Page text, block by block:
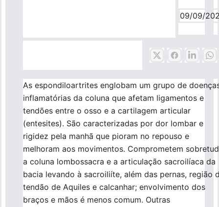
Agendamentos
Nossas Unidades
Fale Conosco
International Patient
Navegação
principal
Sobre
09/09/
As espondiloartrites englobam um grupo de
inflamatórias da coluna que afetam ligamentos e
tendões entre o osso e a cartilagem articular
(entesites). São caracterizadas por dor lombar e
rigidez pela manhã que pioram no repouso e
melhoram aos movimentos. Comprometem
a coluna lombossacra e a articulação sacroilíaca da
bacia levando à sacroiliíte, além das pernas, região
tendão de Aquiles e calcanhar; envolvimento dos
braços e mãos é menos comum. Outras